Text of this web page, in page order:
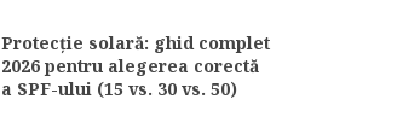
Protecție solară: ghid complet
2026 pentru alegerea corectă
a SPF-ului (15 vs. 30 vs. 50)